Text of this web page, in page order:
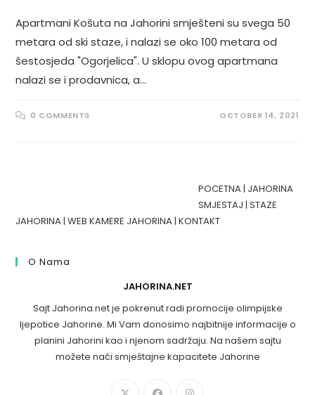
Apartmani Košuta na Jahorini smješteni su svega 50
metara od ski staze, i nalazi se oko 100 metara od
šestosjeda "Ogorjelica". U sklopu ovog apartmana
nalazi se i prodavnica, a…
0 COMMENTS OCTOBER 14, 2021
POCETNA| JAHORINA
SMJESTAJ |STAZE
JAHORINA|WEB KAMERE JAHORINA|KONTAKT
O Nama
JAHORINA.NET
Sajt Jahorina.net je pokrenut radi promocije olimpijske
ljepotice Jahorine. Mi Vam donosimo najbitnije informacije o
planini Jahorini kao i njenom sadržaju. Na našem sajtu
možete naći smještajne kapacitete Jahorine